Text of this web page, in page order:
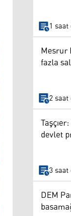
1 saat
Mesrur
fazla
2 saat
devlet
3 saat
DEM